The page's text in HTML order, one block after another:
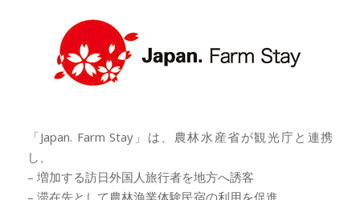
「Japan. Farm Stay」は、農林水産省が観光庁と連携
し、
– 増加する訪日外国人旅行者を地方へ誘客